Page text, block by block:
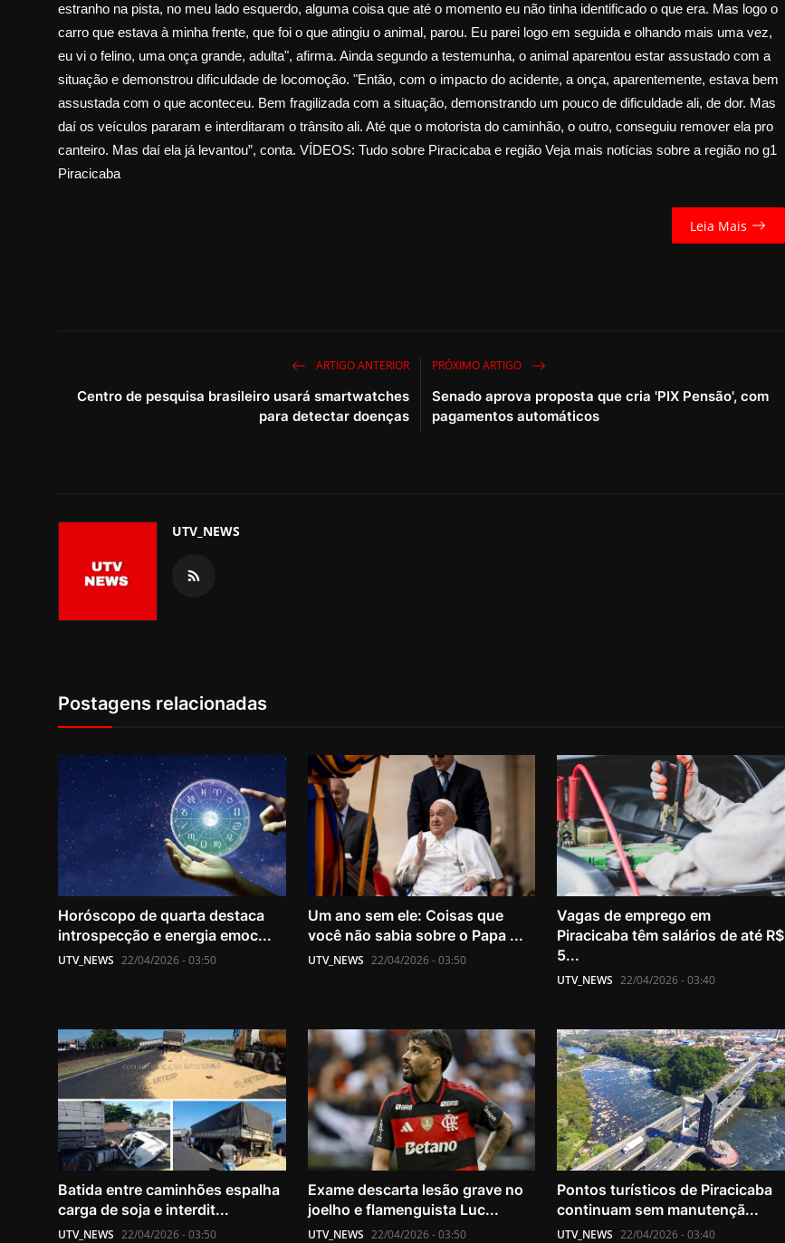
estranho na pista, no meu lado esquerdo, alguma coisa que até o momento eu não tinha identificado o que era. Mas logo o
carro que estava à minha frente, que foi o que atingiu o animal, parou. Eu parei logo em seguida e olhando mais uma vez,
eu vi o felino, uma onça grande, adulta", afirma. Ainda segundo a testemunha, o animal aparentou estar assustado com a
situação e demonstrou dificuldade de locomoção. "Então, com o impacto do acidente, a onça, aparentemente, estava bem
assustada com o que aconteceu. Bem fragilizada com a situação, demonstrando um pouco de dificuldade ali, de dor. Mas
daí os veículos pararam e interditaram o trânsito ali. Até que o motorista do caminhão, o outro, conseguiu remover ela pro
canteiro. Mas daí ela já levantou”, conta. VÍDEOS: Tudo sobre Piracicaba e região Veja mais notícias sobre a região no g1
Piracicaba
Leia Mais
ARTIGO ANTERIOR
Centro de pesquisa brasileiro usará smartwatches
para detectar doenças
PRÓXIMO ARTIGO
Senado aprova proposta que cria 'PIX Pensão', com
pagamentos automáticos
UTV_NEWS
Postagens relacionadas
Horóscopo de quarta destaca
introspecção e energia emoc...
UTV_NEWS 22/04/2026 - 03:50
Um ano sem ele: Coisas que
você não sabia sobre o Papa ...
UTV_NEWS 22/04/2026 - 03:50
Vagas de emprego em
Piracicaba têm salários de até R$
5...
UTV_NEWS 22/04/2026 - 03:40
Batida entre caminhões espalha
carga de soja e interdit...
UTV_NEWS 22/04/2026 - 03:50
Exame descarta lesão grave no
joelho e flamenguista Luc...
UTV_NEWS 22/04/2026 - 03:50
Pontos turísticos de Piracicaba
continuam sem manutençã...
UTV_NEWS 22/04/2026 - 03:40